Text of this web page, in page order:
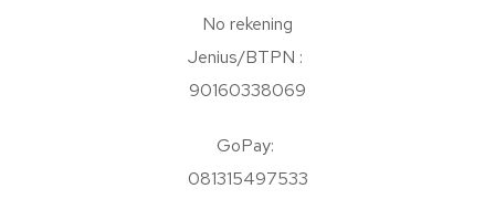
No rekening
Jenius/BTPN :
90160338069
GoPay:
081315497533